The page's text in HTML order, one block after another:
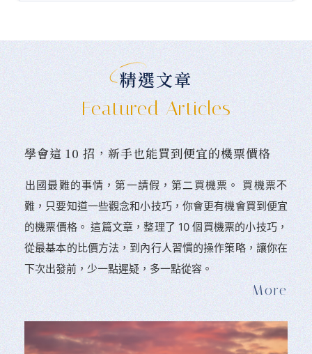
精選文章
Featured Articles
學會這 10 招，新手也能買到便宜的機票價格
󠀠出國最難的事情，第一請假，第二買機票。 󠀠買機票不
難，只要知道一些觀念和小技巧，你會更有機會買到便宜
的機票價格。 這篇文章，整理了 10 個買機票的小技巧，
從最基本的比價方法，到內行人習慣的操作策略，讓你在
下次出發前，少一點遲疑，多一點從容。